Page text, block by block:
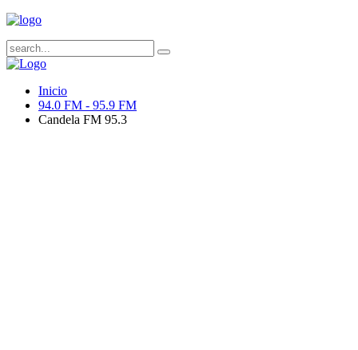
Inicio
94.0 FM - 95.9 FM
Candela FM 95.3